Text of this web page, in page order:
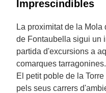
Imprescindibles
La proximitat de la
de Fontaubella sigui un
partida d'excursions a
comarques tarragonines.
El petit poble de la
pels seus carrers